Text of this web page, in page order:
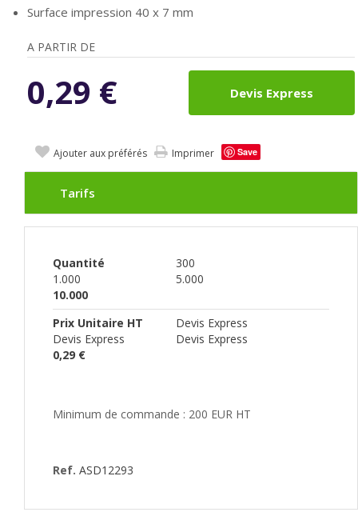
Surface impression 40 x 7 mm
A PARTIR DE
0,29 € Devis Express
Ajouter aux préférés Imprimer Save
Tarifs
Quantité
300
1.000
5.000
10.000
Prix Unitaire HT
Devis Express
Devis Express
Devis Express
0,29 €
Minimum de commande : 200 EUR HT
Ref. ASD12293